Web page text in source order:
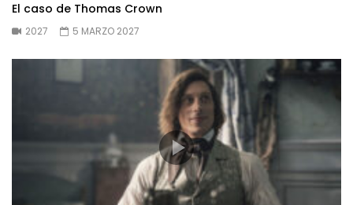
El caso de Thomas Crown
2027 5 MARZO 2027